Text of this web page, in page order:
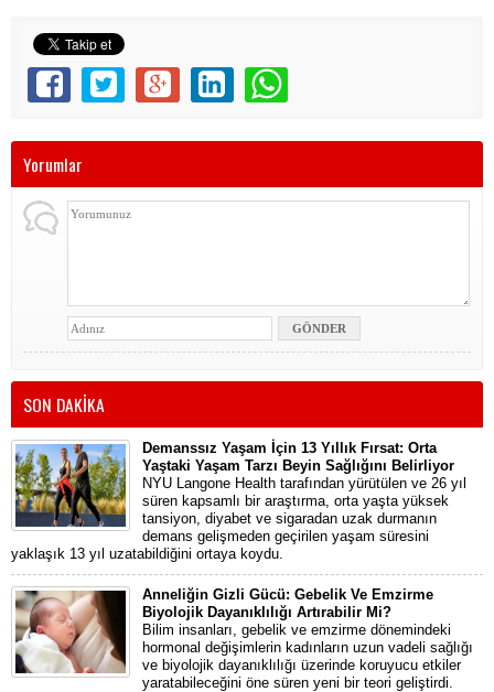
Yorumlar
SON DAKİKA
Demanssız Yaşam İçin 13 Yıllık Fırsat: Orta
Yaştaki Yaşam Tarzı Beyin Sağlığını Belirliyor
NYU Langone Health tarafından yürütülen ve 26 yıl
süren kapsamlı bir araştırma, orta yaşta yüksek
tansiyon, diyabet ve sigaradan uzak durmanın
demans gelişmeden geçirilen yaşam süresini
yaklaşık 13 yıl uzatabildiğini ortaya koydu.
Anneliğin Gizli Gücü: Gebelik Ve Emzirme
Biyolojik Dayanıklılığı Artırabilir Mi?
Bilim insanları, gebelik ve emzirme dönemindeki
hormonal değişimlerin kadınların uzun vadeli sağlığı
ve biyolojik dayanıklılığı üzerinde koruyucu etkiler
yaratabileceğini öne süren yeni bir teori geliştirdi.